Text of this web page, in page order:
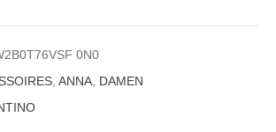
0N0
ANNA DAMEN